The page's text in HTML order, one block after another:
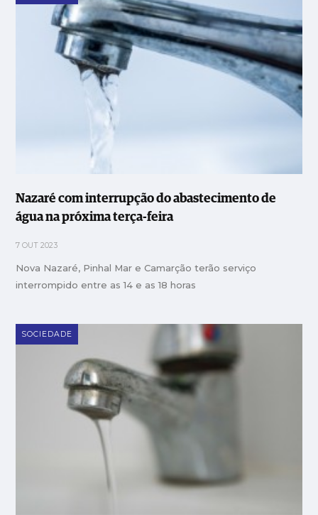
Nazaré com interrupção do abastecimento de
água na próxima terça-feira
7 OUT 2023
Nova Nazaré, Pinhal Mar e Camarção terão serviço
interrompido entre as 14 e as 18 horas
SOCIEDADE